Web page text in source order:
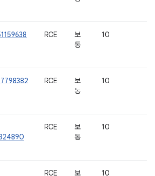
RCE
보
통
10
RCE
보
통
10
RCE
보
통
10
RCE
보
10